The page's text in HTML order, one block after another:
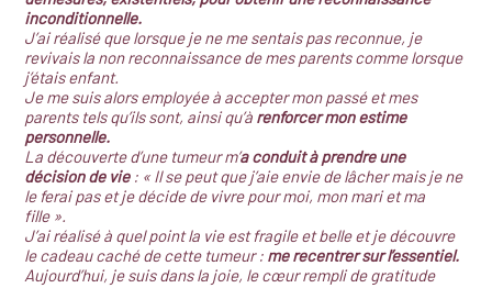
inconditionnelle.
J’ai réalisé que lorsque je ne me sentais pas reconnue, je
revivais la non reconnaissance de mes parents comme lorsque
j’étais enfant.
Je me suis alors employée à accepter mon passé et mes
parents tels qu’ils sont, ainsi qu’à renforcer mon estime
personnelle.
La découverte d’une tumeur m’a conduit à prendre une
décision de vie: « Il se peut que j’aie envie de lâcher mais je ne
le ferai pas et je décide de vivre pour moi, mon mari et ma
fille ».
J’ai réalisé à quel point la vie est fragile et belle et je découvre
le cadeau caché de cette tumeur : me recentrer sur l’essentiel.
Aujourd’hui, je suis dans la joie, le cœur rempli de gratitude